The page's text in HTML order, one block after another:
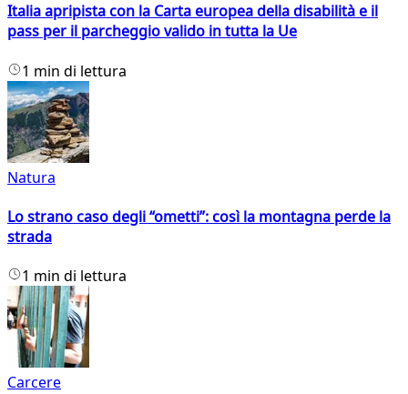
Italia apripista con la Carta europea della disabilità e il
pass per il parcheggio valido in tutta la Ue
1 min di lettura
Natura
Lo strano caso degli “ometti”: così la montagna perde la
strada
1 min di lettura
Carcere